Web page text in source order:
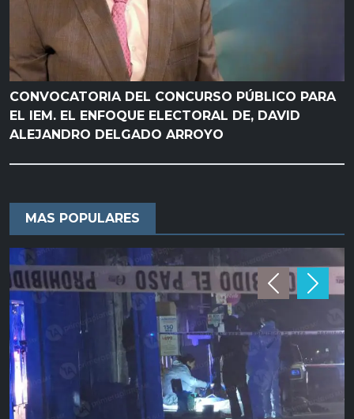
CONVOCATORIA DEL CONCURSO PÚBLICO PARA
EL IEM. EL ENFOQUE ELECTORAL DE, DAVID
ALEJANDRO DELGADO ARROYO
MAS POPULARES
PreviousNext